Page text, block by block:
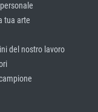
tua arte
del nostro lavoro